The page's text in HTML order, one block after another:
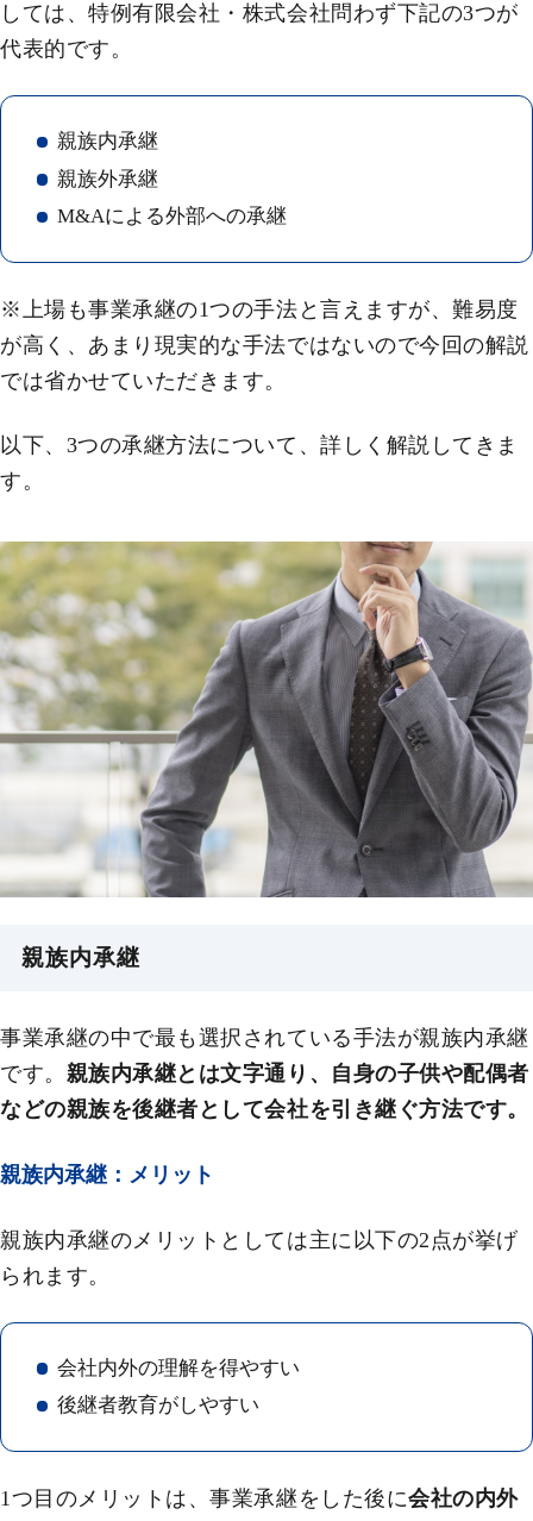
しては、特例有限会社・株式会社問わず下記の3つが
代表的です。
親族内承継
親族外承継
M&Aによる外部への承継
※上場も事業承継の1つの手法と言えますが、難易度
が高く、あまり現実的な手法ではないので今回の解説
では省かせていただきます。
以下、3つの承継方法について、詳しく解説してきま
す。
親族内承継
事業承継の中で最も選択されている手法が親族内承継
です。 親族内承継とは文字通り、自身の子供や配偶者
などの親族を後継者として会社を引き継ぐ方法です。
親族内承継：メリット
親族内承継のメリットとしては主に以下の2点が挙げ
られます。
会社内外の理解を得やすい
後継者教育がしやすい
1つ目のメリットは、事業承継をした後に会社の内外